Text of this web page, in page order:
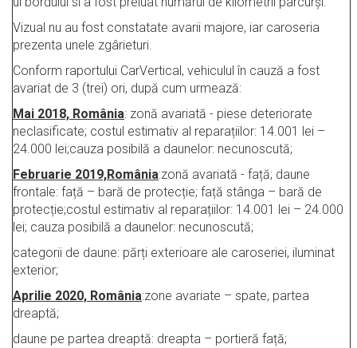
Vizual nu au fost constatate avarii majore, iar caroseria
prezenta unele zgârieturi.
Conform raportului CarVertical, vehiculul în cauză a fost
avariat de 3 (trei) ori, după cum urmează:
Mai 2018, România: zonă avariată - piese deteriorate
neclasificate; costul estimativ al reparațiilor: 14.001 lei –
24.000 lei;cauza posibilă a daunelor: necunoscută;
Februarie 2019,România:zonă avariată - față; daune
frontale: față – bară de protecție; față stânga – bară de
protecție;costul estimativ al reparațiilor: 14.001 lei – 24.000
lei; cauza posibilă a daunelor: necunoscută;
categorii de daune: părți exterioare ale caroseriei, iluminat
exterior;
Aprilie 2020, România:zone avariate – spate, partea
dreaptă;
daune pe partea dreaptă: dreapta – portieră față;